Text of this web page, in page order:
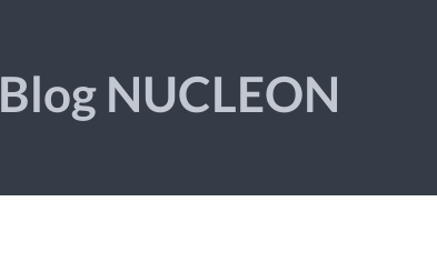
Blog NUCLEON